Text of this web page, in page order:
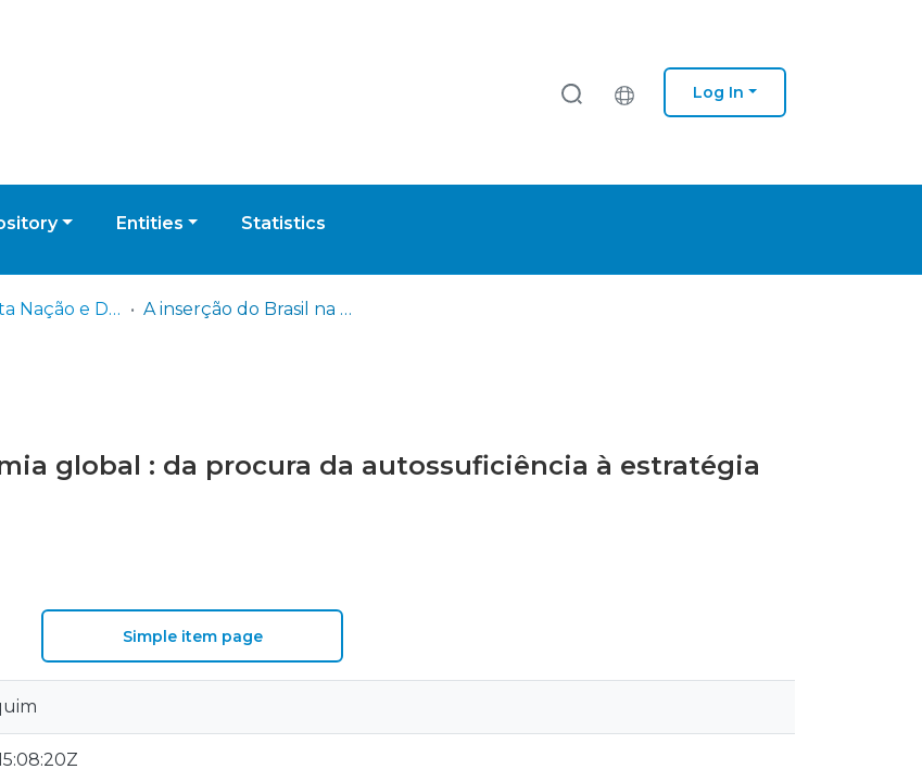
Log In
Entities Statistics
IDN - Revista Nação e Defesa A inserção do Brasil na economia global : da procura da autossuficiência à estratégia de diversificação
global : da procura da autossuficiência à estratégia
Simple item page